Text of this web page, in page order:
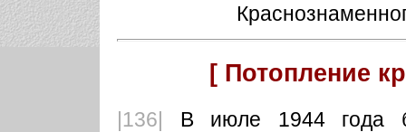
[ Потопление
|136| В июле 1944 года